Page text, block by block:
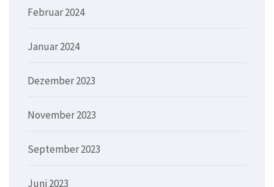
Februar 2024
Januar 2024
Dezember 2023
November 2023
September 2023
Juni 2023